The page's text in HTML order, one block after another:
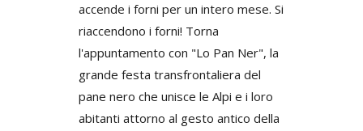
accende i forni per un intero mese. Si
riaccendono i forni! Torna
l'appuntamento con "Lo Pan Ner", la
grande festa transfrontaliera del
pane nero che unisce le Alpi e i loro
abitanti attorno al gesto antico della